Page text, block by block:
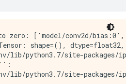
zero: ['model/conv2d/
shape=(), dtype=float32,
lib/python3.7/site-packages/
lib/python3.7/site-